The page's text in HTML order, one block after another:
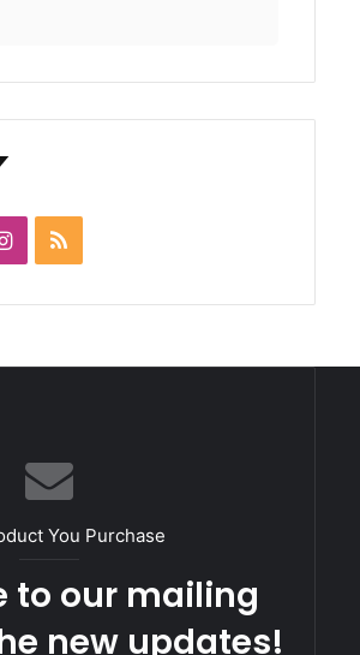
Instagram
RSS
You Purchase
to our mailing
new updates!